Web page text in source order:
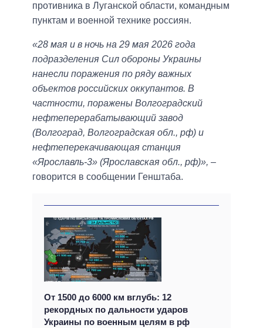
противника в Луганской области, командным
пунктам и военной технике россиян.
«28 мая и в ночь на 29 мая 2026 года
подразделения Сил обороны Украины
нанесли поражения по ряду важных
объектов российских оккупантов. В
частности, поражены Волгоградский
нефтеперерабатывающий завод
(Волгоград, Волгоградская обл., рф) и
нефтеперекачивающая станция
«Ярославль-3» (Ярославская обл., рф)», –
говорится в сообщении Генштаба.
От 1500 до 6000 км вглубь: 12
рекордных по дальности ударов
Украины по военным целям в рф